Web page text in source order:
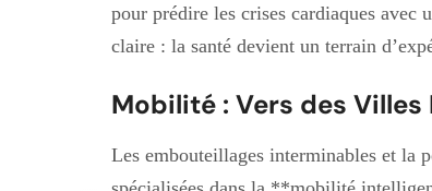
pour prédire les crises cardiaques avec
claire : la santé devient un terrain
Mobilité : Vers des Villes
Les embouteillages interminables et la